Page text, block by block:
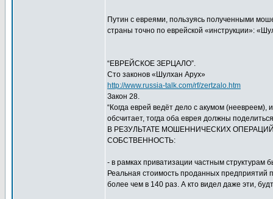
Путин с евреями, пользуясь полученными
страны точно по еврейской «инструкции»:
“ЕВРЕЙСКОЕ ЗЕРЦАЛО”.
Сто законов «Шулхан Арух»
http://www.russia-talk.com/rf/zertzalo.htm
Закон 28.
“Когда еврей ведёт дело с акумом (неевреем),
обсчитает, тогда оба еврея должны
В РЕЗУЛЬТАТЕ МОШЕННИЧЕСКИХ
СОБСТВЕННОСТЬ:
- в рамках приватизации частным
Реальная стоимость проданных
более чем в 140 раз. А кто видел даже эти,